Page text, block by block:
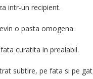
intr-un recipient.
o pasta omogena.
curatita in prealabil.
subtire, pe fata si pe